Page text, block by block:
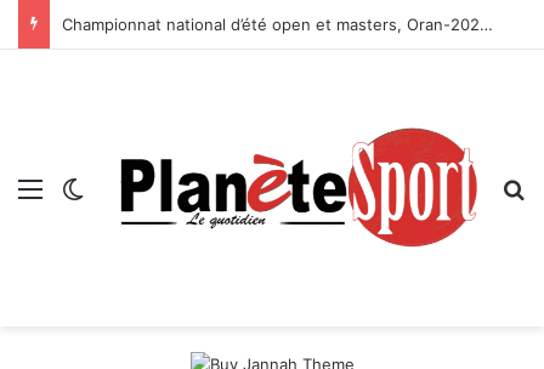
Championnat national d’été open et masters, Oran-2026 — Le CRB s’adjuge le titre
Menu Switch skin